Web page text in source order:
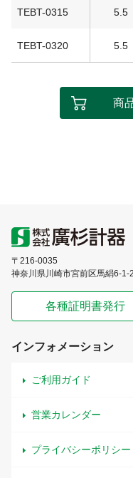
TEBT-0315 5.5
TEBT-0320 5.5
商
〒216-0035
神奈川県川崎市宮前区馬絹6-1-
各種証明書発行
インフォメーション
ご利用ガイド
営業カレンダー
プライバシーポリシー